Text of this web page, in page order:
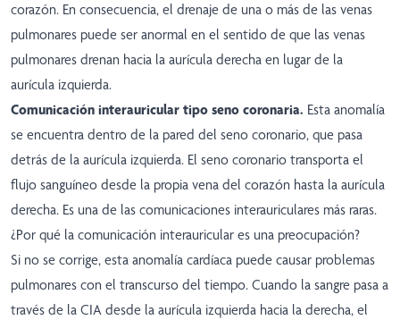
corazón. En consecuencia, el drenaje de una o más de las venas
pulmonares puede ser anormal en el sentido de que las venas
pulmonares drenan hacia la aurícula derecha en lugar de la
aurícula izquierda.
Comunicación interauricular tipo seno coronaria. Esta anomalía
se encuentra dentro de la pared del seno coronario, que pasa
detrás de la aurícula izquierda. El seno coronario transporta el
flujo sanguíneo desde la propia vena del corazón hasta la aurícula
derecha. Es una de las comunicaciones interauriculares más raras.
¿Por qué la comunicación interauricular es una preocupación?
Si no se corrige, esta anomalía cardíaca puede causar problemas
pulmonares con el transcurso del tiempo. Cuando la sangre pasa a
través de la CIA desde la aurícula izquierda hacia la derecha, el